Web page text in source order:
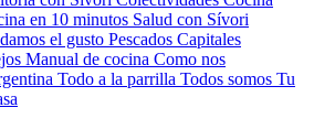
en 10 minutos Salud con Sívori
el gusto Pescados Capitales
Manual de cocina Como nos
Todo a la parrilla Todos somos Tu